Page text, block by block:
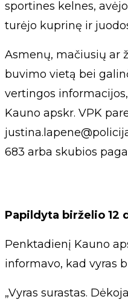
sportines kelnes,
turėjo kuprinę ir
Asmenų, mačiusių ar
buvimo vietą bei
vertingos
Kauno apskr. VPK
683 arba skubios
Papildyta birželio 12
Penktadienį Kauno
informavo, kad vyras
„Vyras surastas.